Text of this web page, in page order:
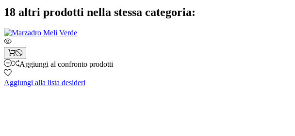
18 altri prodotti nella stessa categoria:
Aggiungi al confronto prodotti
Aggiungi alla lista desideri